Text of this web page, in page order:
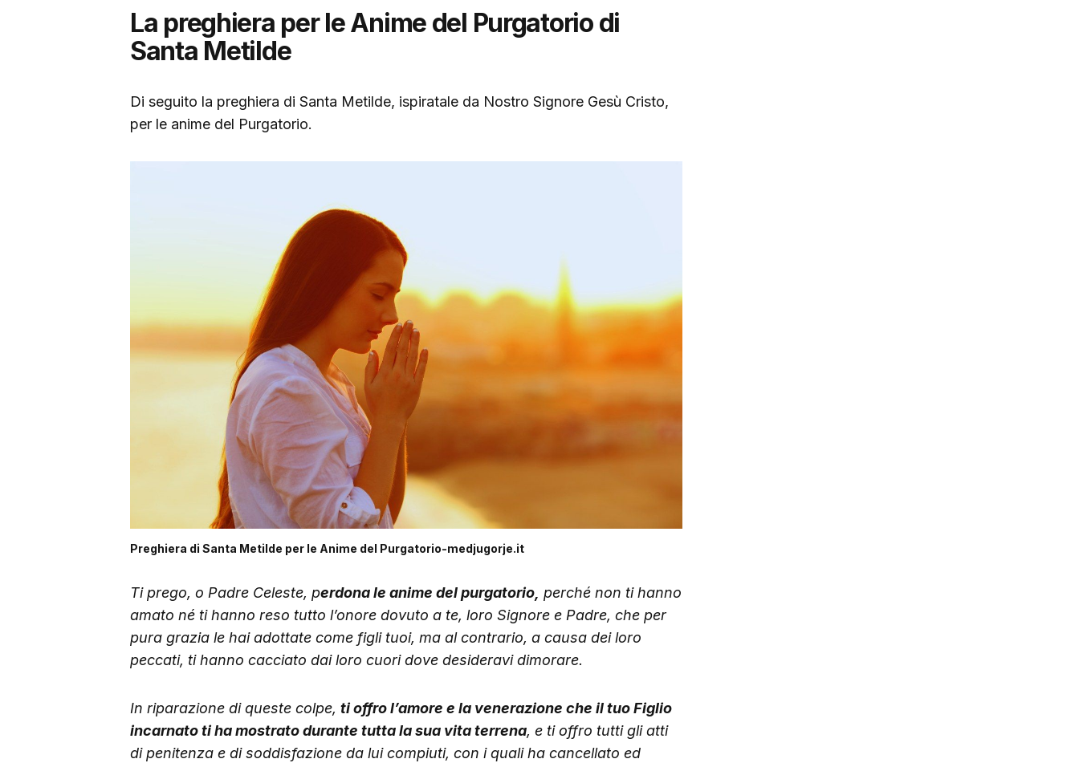
La preghiera per le Anime del Purgatorio di
Santa Metilde
Di seguito la preghiera di Santa Metilde, ispiratale da Nostro Signore Gesù Cristo,
per le anime del Purgatorio.
Preghiera di Santa Metilde per le Anime del Purgatorio-medjugorje.it
Ti prego, o Padre Celeste, perdona le anime del purgatorio, perché non ti hanno
amato né ti hanno reso tutto l’onore dovuto a te, loro Signore e Padre, che per
pura grazia le hai adottate come figli tuoi, ma al contrario, a causa dei loro
peccati, ti hanno cacciato dai loro cuori dove desideravi dimorare.
In riparazione di queste colpe, ti offro l’amore e la venerazione che il tuo Figlio
incarnato ti ha mostrato durante tutta la sua vita terrena, e ti offro tutti gli atti
di penitenza e di soddisfazione da lui compiuti, con i quali ha cancellato ed